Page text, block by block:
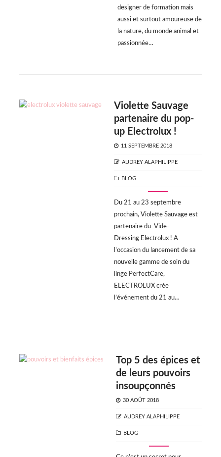
designer de formation mais
aussi et surtout amoureuse de
la nature, du monde animal et
passionnée…
Violette Sauvage
partenaire du pop-
up Electrolux !
POSTED
11 SEPTEMBRE 2018
AUTHOR
AUDREY ALAPHILIPPE
CATEGORIES
BLOG
Du 21 au 23 septembre
prochain, Violette Sauvage est
partenaire du Vide-
Dressing Electrolux ! A
l’occasion du lancement de sa
nouvelle gamme de soin du
linge PerfectCare,
ELECTROLUX crée
l’événement du 21 au…
Top 5 des épices et
de leurs pouvoirs
insoupçonnés
POSTED
30 AOÛT 2018
AUTHOR
AUDREY ALAPHILIPPE
CATEGORIES
BLOG